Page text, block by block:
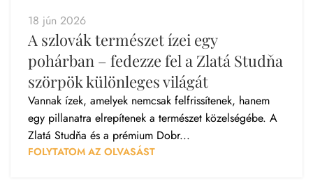
18 jún 2026
A szlovák természet ízei egy
pohárban – fedezze fel a Zlatá Studňa
szörpök különleges világát
Vannak ízek, amelyek nemcsak felfrissítenek, hanem
egy pillanatra elrepítenek a természet közelségébe. A
Zlatá Studňa és a prémium Dobr...
FOLYTATOM AZ OLVASÁST